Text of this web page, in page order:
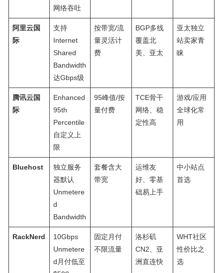
网络吞吐
阿里云国
际
支持
Internet
Shared
Bandwidth
达Gbps级
按带宽/流
量灵活计
费
BGP多线
覆盖北
美、亚太
亚太独立
站卖家青
睐
腾讯云国
际
Enhanced
95th
Percentile
自定义上
限
95峰值/按
量付费
TCE骨干
网络、稳
定性高
游戏/应用
全球化常
用
Bluehost
独立服务
器默认
Unmetere
d
Bandwidth
套餐含大
带宽
运维友
好、零基
础易上手
中小站点
首选
RackNerd
10Gbps
Unmetere
d月付低至
固定月付
不限流量
洛杉矶
CN2、亚
洲直连快
WHT社区
性价比之
选